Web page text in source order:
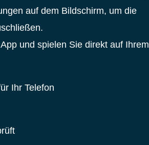
auf dem Bildschirm, um die
und spielen Sie direkt auf Ihrem
Ihr Telefon